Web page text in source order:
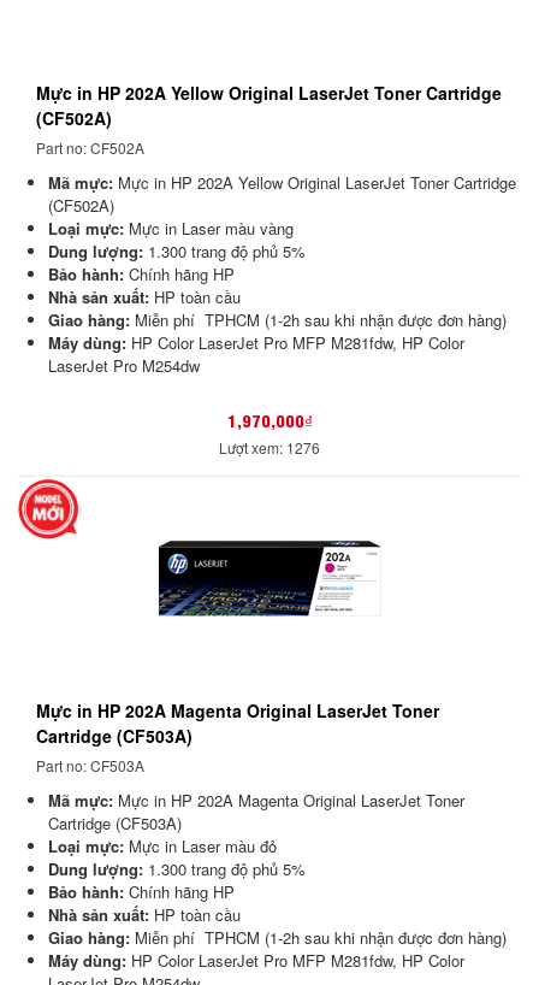
Mực in HP 202A Yellow Original LaserJet Toner Cartridge
(CF502A)
Part no: CF502A
Mã mực: Mực in HP 202A Yellow Original LaserJet Toner Cartridge
(CF502A)
Loại mực: Mực in Laser màu vàng
Dung lượng: 1.300 trang độ phủ 5%
Bảo hành: Chính hãng HP
Nhà sản xuất: HP toàn cầu
Giao hàng: Miễn phí TPHCM (1-2h sau khi nhận được đơn hàng)
Máy dùng: HP Color LaserJet Pro MFP M281fdw, HP Color
LaserJet Pro M254dw
1,970,000₫
Lượt xem: 1276
Mực in HP 202A Magenta Original LaserJet Toner
Cartridge (CF503A)
Part no: CF503A
Mã mực: Mực in HP 202A Magenta Original LaserJet Toner
Cartridge (CF503A)
Loại mực: Mực in Laser màu đỏ
Dung lượng: 1.300 trang độ phủ 5%
Bảo hành: Chính hãng HP
Nhà sản xuất: HP toàn cầu
Giao hàng: Miễn phí TPHCM (1-2h sau khi nhận được đơn hàng)
Máy dùng: HP Color LaserJet Pro MFP M281fdw, HP Color